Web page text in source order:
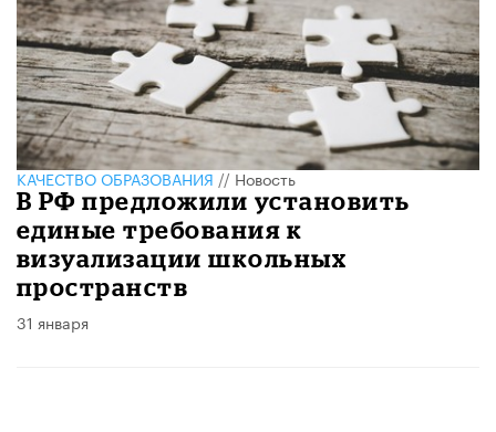
КАЧЕСТВО ОБРАЗОВАНИЯ//Новость
В РФ предложили установить
единые требования к
визуализации школьных
пространств
31 января